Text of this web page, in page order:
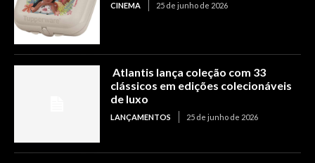
CINEMA 25 de junho de 2026
Atlantis lança coleção com 33
clássicos em edições colecionáveis
de luxo
LANÇAMENTOS 25 de junho de 2026